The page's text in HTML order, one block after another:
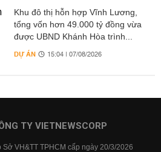
Khu đô thị hỗn hợp Vĩnh Lương,
tổng vốn hơn 49.000 tỷ đồng vừa
được UBND Khánh Hòa trình...
DỰ ÁN 15:04 | 07/08/2026
TY VIETNEWSCORP
VH&TT TPHCM cấp ngày 20/3/2026